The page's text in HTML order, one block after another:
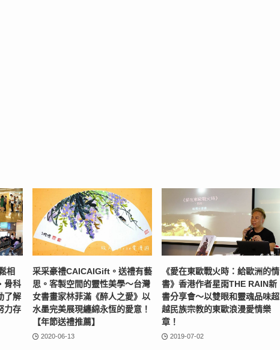
相
骨科
了解
力存
采采豪禮CAICAIGift。送禮有藝
思。客製空間的靈性美學〜台灣
女書畫家林菲滿《醉人之愛》以
水墨完美展現纏綿永恆的愛意！
【年節送禮推薦】
2020-06-13
《愛在東歐戰火時：給歐洲的情
書》香港作者星雨THE RAIN新
書分享會〜以雙眼和靈魂品味超
越民族宗教的東歐浪漫愛情樂
章！
2019-07-02